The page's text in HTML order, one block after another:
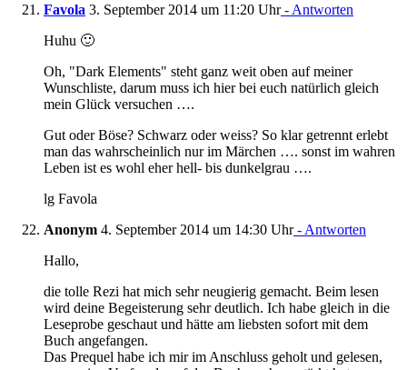
Favola 3. September 2014 um 11:20 Uhr- Antworten
Huhu 🙂
Oh, "Dark Elements" steht ganz weit oben auf meiner
Wunschliste, darum muss ich hier bei euch natürlich gleich
mein Glück versuchen ….
Gut oder Böse? Schwarz oder weiss? So klar getrennt erlebt
man das wahrscheinlich nur im Märchen …. sonst im wahren
Leben ist es wohl eher hell- bis dunkelgrau ….
lg Favola
Anonym 4. September 2014 um 14:30 Uhr- Antworten
Hallo,
die tolle Rezi hat mich sehr neugierig gemacht. Beim lesen
wird deine Begeisterung sehr deutlich. Ich habe gleich in die
Leseprobe geschaut und hätte am liebsten sofort mit dem
Buch angefangen.
Das Prequel habe ich mir im Anschluss geholt und gelesen,